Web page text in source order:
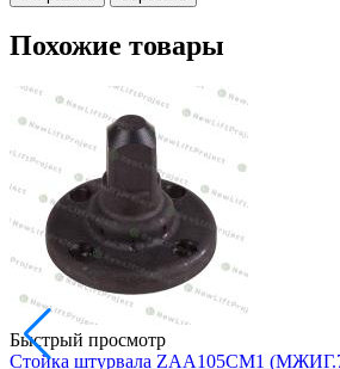
Похожие товары
Быстрый просмотр
Стойка штурвала ZAA105CM1